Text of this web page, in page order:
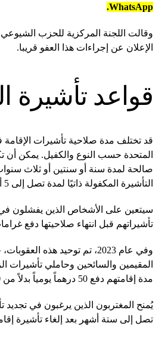
WhatsApp.
وقالت اللجنة المركزية للحزب الشيوعي
الإعلان عن إجراءات هذا العفو قريبا.
قواعد تأشيرة
قد تختلف مدة صلاحية تأشيرات الإقامة
المتحدة حسب النوع والكفيل. يمكن أن
صالحة لمدة سنة أو سنتين أو ثلاث
التأشيرة المكفولة ذاتيًا لمدة تصل إلى 5 أو 10 سنوات.
سيتعين على الأشخاص الذين يفشلون في
تأشيراتهم قبل انتهاء صلاحيتها دفع
وفي عام 2023، تم توحيد هذه
المقيمين والسائحين وحاملي تأشيرات
مدة إقامتهم دفع 50 درهماً يومياً بدلاً من 100 درهم.
يُمنح المغتربون الذين يرغبون في تجديد
تصل إلى ستة أشهر بعد إلغاء تأشيرة